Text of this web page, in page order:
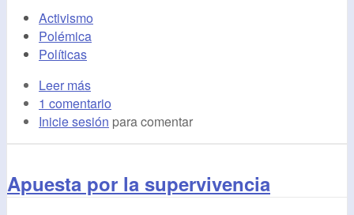
Activismo
Polémica
Políticas
Leer más
1 comentario
Inicie sesión para comentar
Apuesta por la supervivencia